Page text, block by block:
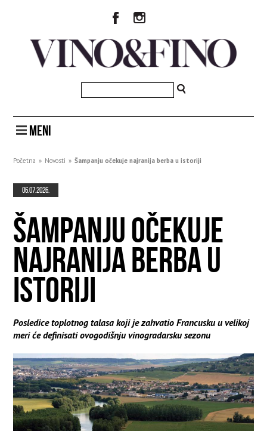
MENI
Početna » Novosti » Šampanju očekuje najranija berba u istoriji
06.07.2026.
ŠAMPANJU OČEKUJE
NAJRANIJA BERBA U
ISTORIJI
Posledice toplotnog talasa koji je zahvatio Francusku u velikoj
meri će definisati ovogodišnju vinogradarsku sezonu